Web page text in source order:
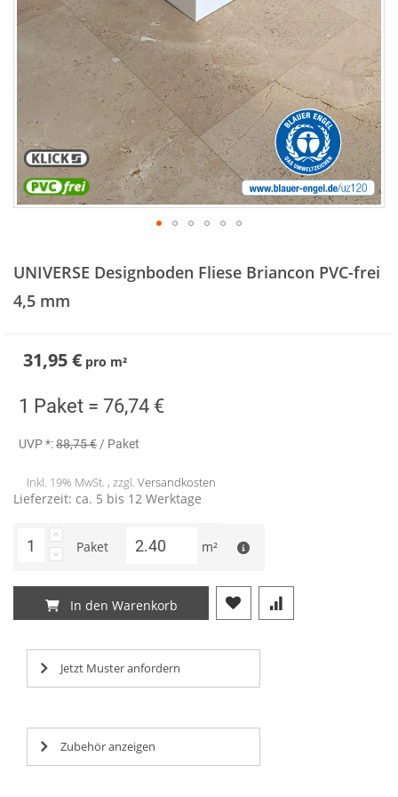
der
Bildergalerie
springen
UNIVERSE Designboden Fliese Briancon PVC-frei
4,5 mm
31,95 € pro m²
1 Paket = 76,74 €
UVP *:88,75 € / Paket
Inkl. 19% MwSt. , zzgl. Versandkosten
Lieferzeit: ca. 5 bis 12 Werktage
Paket m²
In den Warenkorb
Jetzt Muster anfordern
Zubehör anzeigen